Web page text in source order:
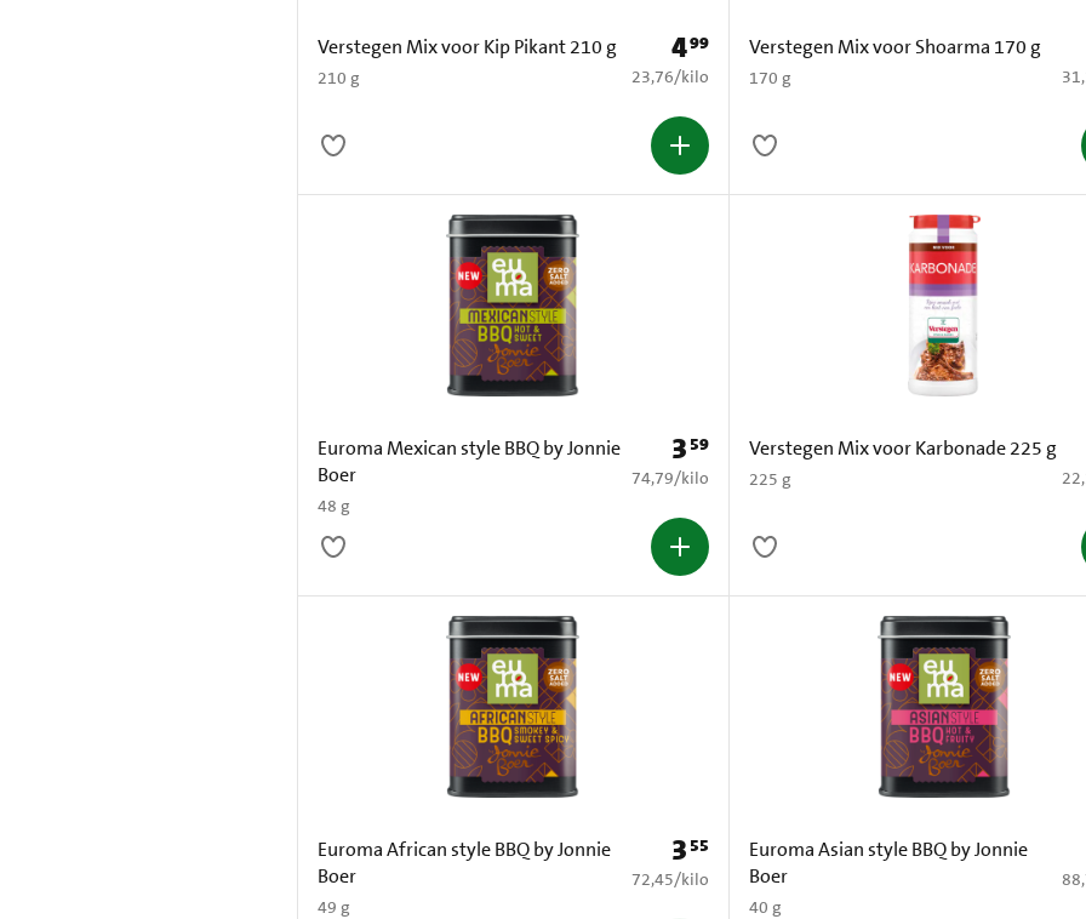
Verstegen Mix voor Kip Pikant 210 g
210 g
Prijs: € 4,99
499
€ 23,76 per kilo
23,76/kilo
Verstegen Mix voor Shoarma 170 g
170 g
€
Euroma Mexican style BBQ by Jonnie
Boer
48 g
Prijs: € 3,59
3 59
€ 74,79 per kilo
74,79/kilo
Verstegen Mix voor Karbonade 225 g
225 g
€
Euroma African style BBQ by Jonnie
Boer
49 g
Prijs: € 3,55
3 55
€ 72,45 per kilo
72,45/kilo
Euroma Asian style BBQ by Jonnie
Boer
40 g
€